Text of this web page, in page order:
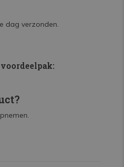
dag verzonden.